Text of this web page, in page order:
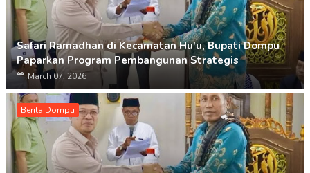
Safari Ramadhan di Kecamatan Hu'u, Bupati Dompu
Paparkan Program Pembangunan Strategis
March 07, 2026
Berita Dompu